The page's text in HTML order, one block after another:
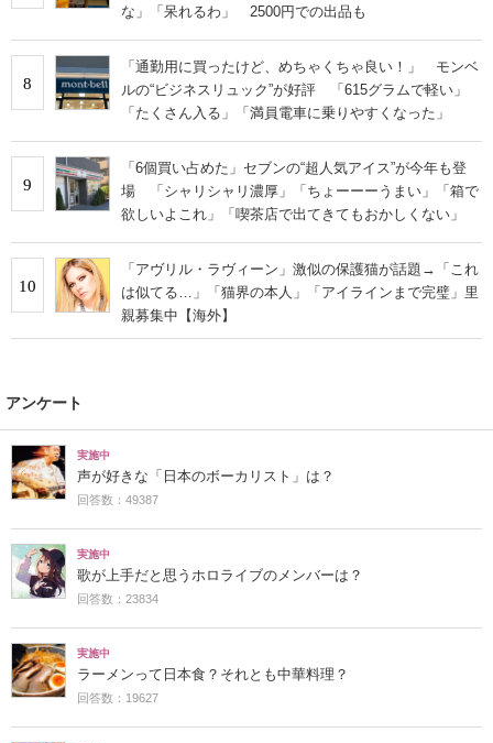
な」「呆れるわ」 2500円での出品も
8
「通勤用に買ったけど、めちゃくちゃ良い！」 モンベ
ルの“ビジネスリュック”が好評 「615グラムで軽い」
「たくさん入る」「満員電車に乗りやすくなった」
9
「6個買い占めた」セブンの“超人気アイス”が今年も登
場 「シャリシャリ濃厚」「ちょーーーうまい」「箱で
欲しいよこれ」「喫茶店で出てきてもおかしくない」
10
「アヴリル・ラヴィーン」激似の保護猫が話題→「これ
は似てる…」「猫界の本人」「アイラインまで完璧」里
親募集中【海外】
アンケート
実施中
声が好きな「日本のボーカリスト」は？
回答数：49387
実施中
歌が上手だと思うホロライブのメンバーは？
回答数：23834
実施中
ラーメンって日本食？それとも中華料理？
回答数：19627